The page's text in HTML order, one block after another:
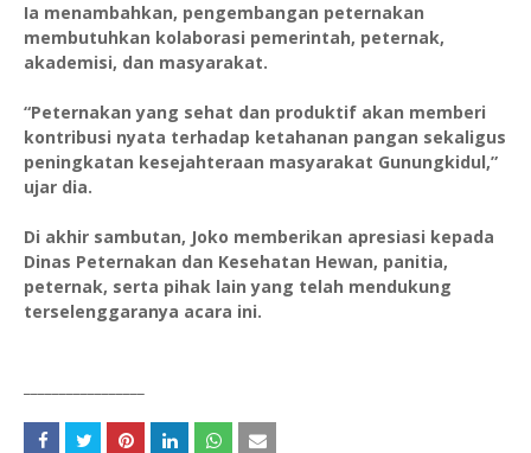
Ia menambahkan, pengembangan peternakan
membutuhkan kolaborasi pemerintah, peternak,
akademisi, dan masyarakat.
“Peternakan yang sehat dan produktif akan memberi
kontribusi nyata terhadap ketahanan pangan sekaligus
peningkatan kesejahteraan masyarakat Gunungkidul,”
ujar dia.
Di akhir sambutan, Joko memberikan apresiasi kepada
Dinas Peternakan dan Kesehatan Hewan, panitia,
peternak, serta pihak lain yang telah mendukung
terselenggaranya acara ini.